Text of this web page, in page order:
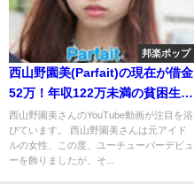
邦楽ポップ
西山野園美(Parfait)の現在が借金
52万！年収122万未満の貧困生活
[動画]
西山野園美さんのYouTube動画が注目を浴
びています。 西山野園美さんは元アイド
ルの女性、この度、ユーチューバーデビュ
ーを飾りましたが、そ...